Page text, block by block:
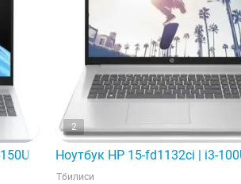
| 24 ГБ | 512 ГБ SSD | 1
2
Ноутбук HP 15-fd1132ci | i3-
Тбилиси